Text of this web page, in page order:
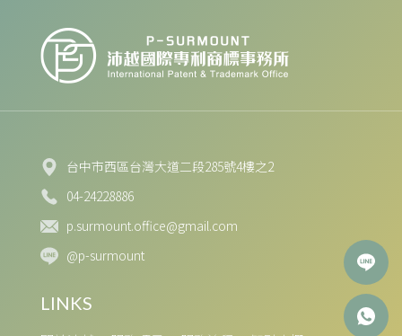
台中市西區台灣大道二段285號4樓之2
04-24228886
p.surmount.office@gmail.com
@p-surmount